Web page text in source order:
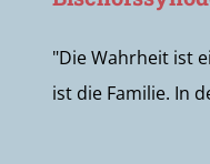
"Die Wahrheit ist
ist die Familie. In